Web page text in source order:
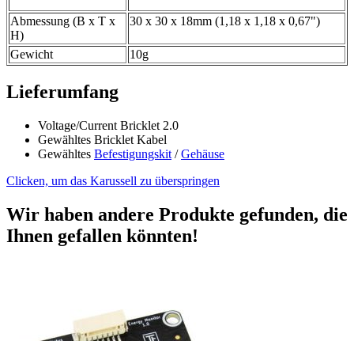
Abmessung (B x T x
H)
30 x 30 x 18mm (1,18 x 1,18 x 0,67")
Gewicht 10g
Lieferumfang
Voltage/Current Bricklet 2.0
Gewähltes Bricklet Kabel
Gewähltes Befestigungskit /Gehäuse
Clicken, um das Karussell zu überspringen
Wir haben andere Produkte gefunden, die
Ihnen gefallen könnten!